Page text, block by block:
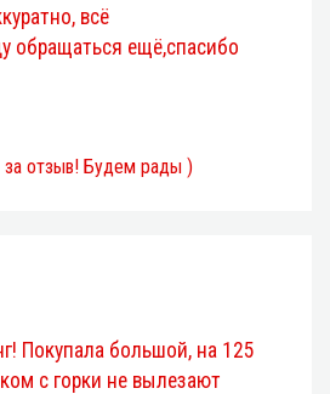
всё
обращаться ещё,спасибо
отзыв! Будем рады )
Покупала большой, на 125
с горки не вылезают